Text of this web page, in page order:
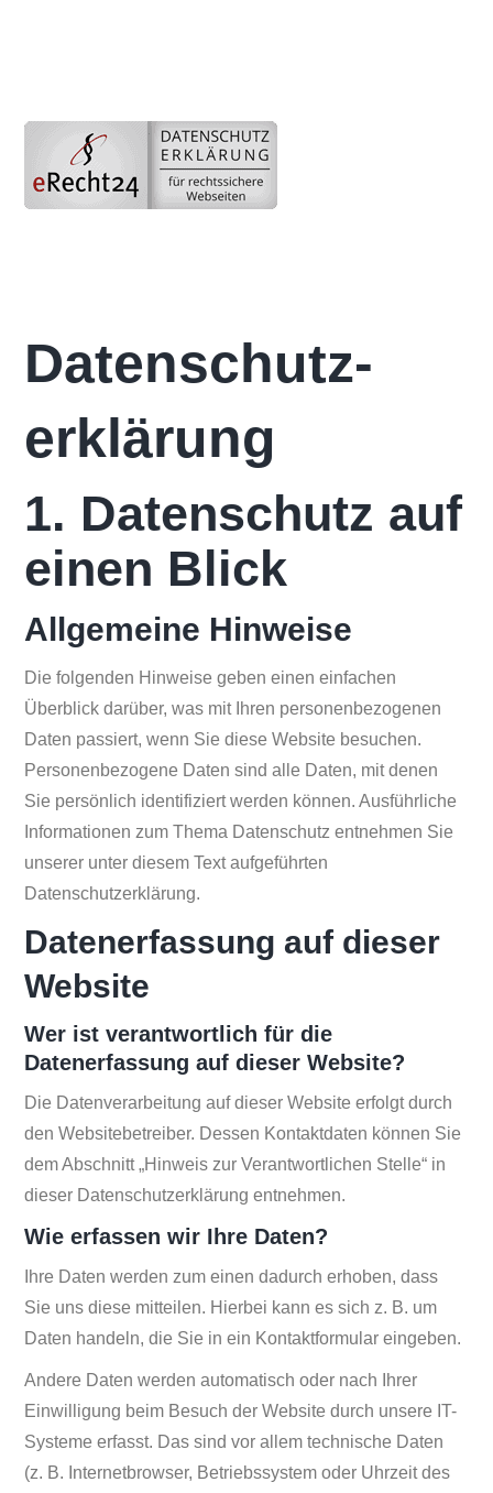
Datenschutz­
erklärung
1. Datenschutz auf
einen Blick
Allgemeine Hinweise
Die folgenden Hinweise geben einen einfachen
Überblick darüber, was mit Ihren personenbezogenen
Daten passiert, wenn Sie diese Website besuchen.
Personenbezogene Daten sind alle Daten, mit denen
Sie persönlich identifiziert werden können. Ausführliche
Informationen zum Thema Datenschutz entnehmen Sie
unserer unter diesem Text aufgeführten
Datenschutzerklärung.
Datenerfassung auf dieser
Website
Wer ist verantwortlich für die
Datenerfassung auf dieser Website?
Die Datenverarbeitung auf dieser Website erfolgt durch
den Websitebetreiber. Dessen Kontaktdaten können Sie
dem Abschnitt „Hinweis zur Verantwortlichen Stelle“ in
dieser Datenschutzerklärung entnehmen.
Wie erfassen wir Ihre Daten?
Ihre Daten werden zum einen dadurch erhoben, dass
Sie uns diese mitteilen. Hierbei kann es sich z. B. um
Daten handeln, die Sie in ein Kontaktformular eingeben.
Andere Daten werden automatisch oder nach Ihrer
Einwilligung beim Besuch der Website durch unsere IT-
Systeme erfasst. Das sind vor allem technische Daten
(z. B. Internetbrowser, Betriebssystem oder Uhrzeit des